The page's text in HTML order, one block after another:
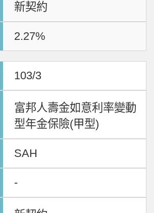
新契約
2.27%
103/3
富邦人壽金如意利率變動
型年金保險(甲型)
SAH
-